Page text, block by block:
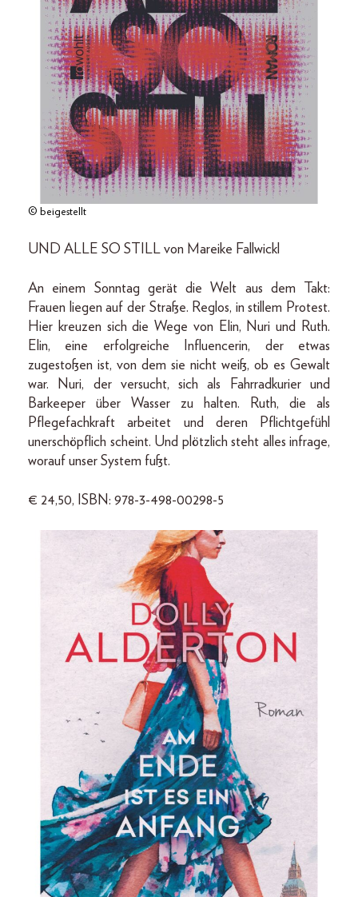
© beigestellt
UND ALLE SO STILL von Mareike Fallwickl
An einem Sonntag gerät die Welt aus dem Takt:
Frauen liegen auf der Straße. Reglos, in stillem Protest.
Hier kreuzen sich die Wege von Elin, Nuri und Ruth.
Elin, eine erfolgreiche Influencerin, der etwas
zugestoßen ist, von dem sie nicht weiß, ob es Gewalt
war. Nuri, der versucht, sich als Fahrradkurier und
Barkeeper über Wasser zu halten. Ruth, die als
Pflegefachkraft arbeitet und deren Pflichtgefühl
unerschöpflich scheint. Und plötzlich steht alles infrage,
worauf unser System fußt.
€ 24,50, ISBN: 978-3-498-00298-5